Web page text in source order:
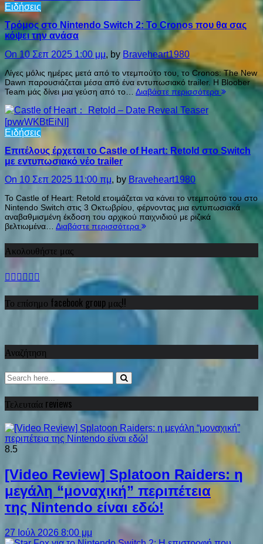
Ειδήσεις
Τρόμος στο Nintendo Switch 2: Το Cronos που θα σας
κόψει την ανάσα
On 10 Σεπ 2025 1:00 μμ, by Braveheart1980
Λίγες μόλις ημέρες μετά από το ντεμπούτο του, το Cronos: The New
Dawn παρουσιάζεται μέσα από ένα εντυπωσιακό trailer. Η Bloober
Team μάς δίνει μια γεύση από το… Διαβάστε περισσότερα
Ειδήσεις
Επιτέλους έρχεται το Castle of Heart: Retold στο Switch
με εντυπωσιακό νέο trailer
On 10 Σεπ 2025 11:00 πμ, by Braveheart1980
Το Castle of Heart: Retold ετοιμάζεται να κάνει το ντεμπούτο του στο
Nintendo Switch στις 3 Οκτωβρίου, φέρνοντας μια εντυπωσιακά
αναβαθμισμένη έκδοση του αρχικού παιχνιδιού με ριζικά
βελτιωμένα… Διαβάστε περισσότερα
Ακολουθήστε μας
Το επίσημο facebook group μας!!
Αναζήτηση
Τελευταία reviews
8.5
[Video Review] Splatoon Raiders: η
μεγάλη “μοναχική” περιπέτεια
της Nintendo είναι εδώ!
27 Ιούλ 2026 8:00 μμ